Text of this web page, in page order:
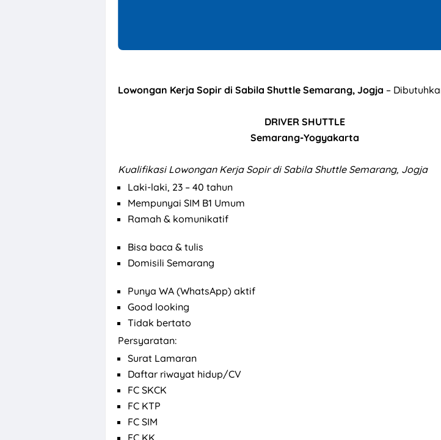
Lowongan Kerja Sopir di Sabila Shuttle Semarang, Jogja –
DRIVER SHUTTLE
Semarang-Yogyakarta
Kualifikasi Lowongan Kerja Sopir di Sabila Shuttle Semarang, Jogja
Laki-laki, 23 – 40 tahun
Mempunyai SIM B1 Umum
Ramah & komunikatif
Bisa baca & tulis
Domisili Semarang
Punya WA (WhatsApp) aktif
Good looking
Tidak bertato
Persyaratan:
Surat Lamaran
Daftar riwayat hidup/CV
FC SKCK
FC KTP
FC SIM